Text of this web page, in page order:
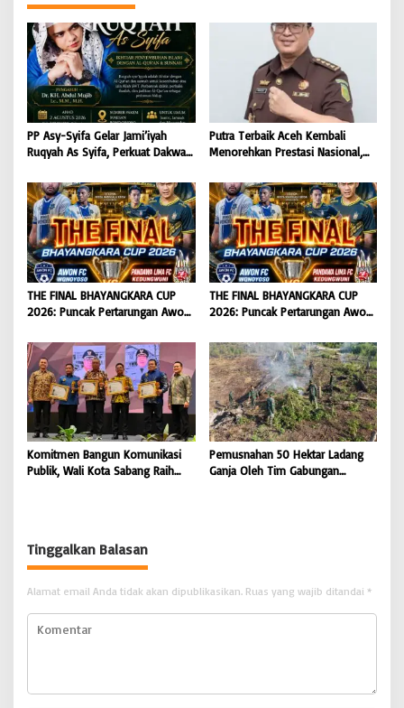
PP Asy-Syifa Gelar Jami’iyah
Ruqyah As Syifa, Perkuat Dakwah
di Bondowoso
Putra Terbaik Aceh Kembali
Menorehkan Prestasi Nasional,
Dipromosikan Menjadi
Koordinator JAM Pidum
Kejaksaan Agung RI |
BONGKAR’Perkara.com
THE FINAL BHAYANGKARA CUP
2026: Puncak Pertarungan Awon
FC Kedungwuni, Siap
Mengguncang Stadion Widya
Manggala Krida
THE FINAL BHAYANGKARA CUP
2026: Puncak Pertarungan Awon
FC Kedungwuni, Siap
Mengguncang Stadion Widya
Manggala Krida
Komitmen Bangun Komunikasi
Publik, Wali Kota Sabang Raih
Pemusnahan 50 Hektar Ladang
Ganja Oleh Tim Gabungan
Tinggalkan Balasan
Alamat email Anda tidak akan dipublikasikan. Ruas yang wajib ditandai *